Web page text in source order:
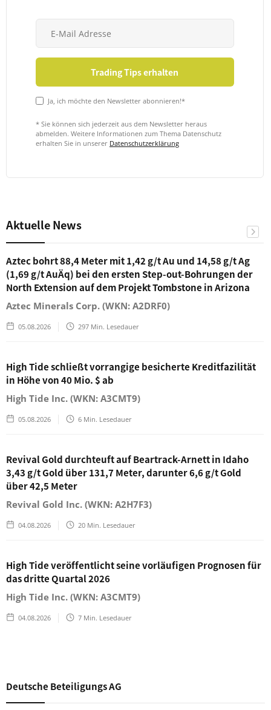
Ja, ich möchte den Newsletter abonnieren!*
* Sie können sich jederzeit aus dem Newsletter heraus
abmelden. Weitere Informationen zum Thema Datenschutz
erhalten Sie in unserer Datenschutzerklärung
Aktuelle News
Aztec bohrt 88,4 Meter mit 1,42 g/t Au und 14,58 g/t Ag
(1,69 g/t AuÄq) bei den ersten Step-out-Bohrungen der
North Extension auf dem Projekt Tombstone in Arizona
Aztec Minerals Corp. (WKN: A2DRF0)
05.08.2026 297 Min. Lesedauer
High Tide schließt vorrangige besicherte Kreditfazilität
in Höhe von 40 Mio. $ ab
High Tide Inc. (WKN: A3CMT9)
05.08.2026 6 Min. Lesedauer
Revival Gold durchteuft auf Beartrack-Arnett in Idaho
3,43 g/t Gold über 131,7 Meter, darunter 6,6 g/t Gold
über 42,5 Meter
Revival Gold Inc. (WKN: A2H7F3)
04.08.2026 20 Min. Lesedauer
High Tide veröffentlicht seine vorläufigen Prognosen für
das dritte Quartal 2026
High Tide Inc. (WKN: A3CMT9)
04.08.2026 7 Min. Lesedauer
Deutsche Beteiligungs AG